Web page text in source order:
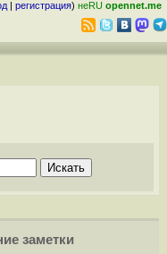
| регистрация) неRU opennet.me
заметки